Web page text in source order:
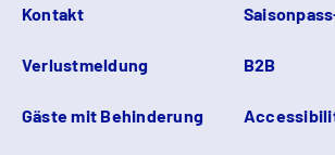
Kontakt
Verlustmeldung B2B
Gäste mit Behinderung